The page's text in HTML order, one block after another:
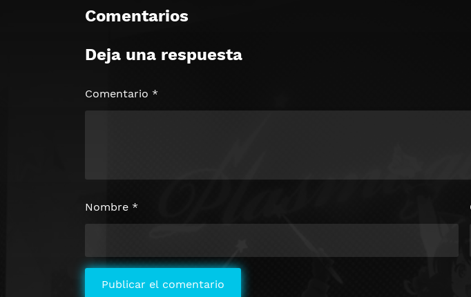
Comentarios
Deja una respuesta
Comentario *
Nombre *